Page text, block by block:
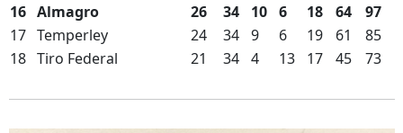
16 Almagro 26 34 10 6 18 64
97
17 Temperley 24 34 9 6 19 61
85
18 Tiro Federal 21 34 4 13 17 45 73